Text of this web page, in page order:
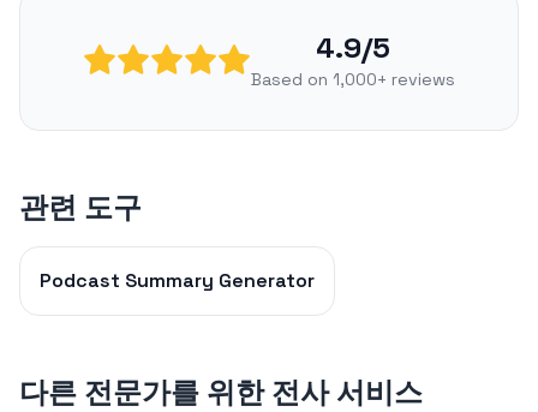
4.9/5
Based on 1,000+ reviews
관련 도구
Podcast Summary Generator
다른 전문가를 위한 전사 서비스